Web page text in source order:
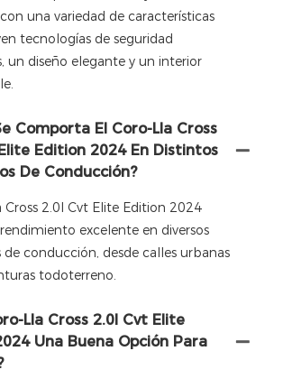
una variedad de características
tecnologías de seguridad
un diseño elegante y un interior
Comporta El Coro-Lla Cross
Edition 2024 En Distintos
De Conducción?
Cross 2.0l Cvt Elite Edition 2024
excelente en diversos
de conducción, desde calles urbanas
todoterreno.
Lla Cross 2.0l Cvt Elite
Una Buena Opción Para